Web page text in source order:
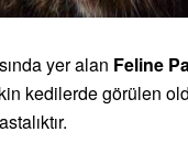
yer alan Feline
kedilerde görülen